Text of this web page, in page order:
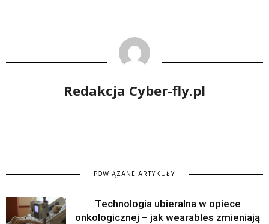
Redakcja Cyber-fly.pl
POWIĄZANE ARTYKUŁY
Technologia ubieralna w opiece
onkologicznej – jak wearables zmieniają